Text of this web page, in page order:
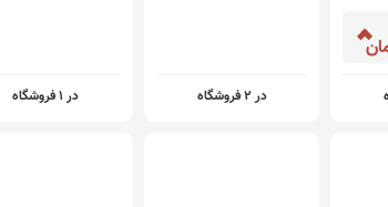
در 2 فروشگاه در 1 فروشگاه